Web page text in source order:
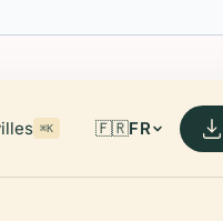
⌘K 🇫🇷FR